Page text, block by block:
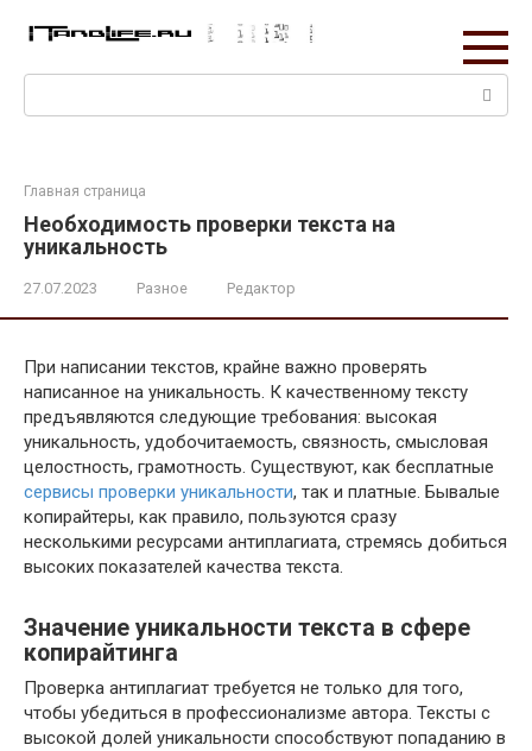
Поиск:
Главная страница
Необходимость проверки текста на
уникальность
27.07.2023 Разное Редактор
При написании текстов, крайне важно проверять
написанное на уникальность. К качественному тексту
предъявляются следующие требования: высокая
уникальность, удобочитаемость, связность, смысловая
целостность, грамотность. Существуют, как бесплатные
сервисы проверки уникальности, так и платные. Бывалые
копирайтеры, как правило, пользуются сразу
несколькими ресурсами антиплагиата, стремясь добиться
высоких показателей качества текста.
Значение уникальности текста в сфере
копирайтинга
Проверка антиплагиат требуется не только для того,
чтобы убедиться в профессионализме автора. Тексты с
высокой долей уникальности способствуют попаданию в